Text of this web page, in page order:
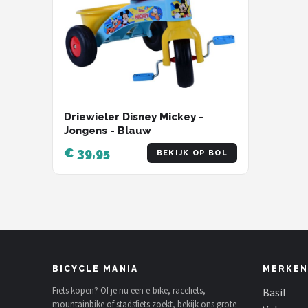
Voltano
Alle merken →
Driewieler Disney Mickey -
Jongens - Blauw
€ 39,95 BEKIJK OP BOL
BICYCLE MANIA
Fiets kopen? Of je nu een e-bike, racefiets,
mountainbike of stadsfiets zoekt, bekijk ons grote
MERKEN
Basil